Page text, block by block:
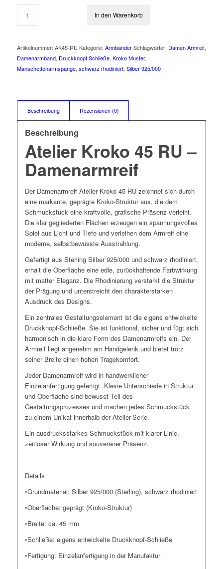
In den Warenkorb
Artikelnummer: AK45-RU Kategorie: Armbänder Schlagwörter: Damen Armreif,
Damenarmband, Druckknopf Schließe, Kroko Muster,
Manschettenarmspange, schwarz rhodiniert, Silber 925/000
Beschreibung Rezensionen (0)
Beschreibung
Atelier Kroko 45 RU –
Damenarmreif
Der Damenarmreif Atelier Kroko 45 RU zeichnet sich durch
eine markante, geprägte Kroko-Struktur aus, die dem
Schmuckstück eine kraftvolle, grafische Präsenz verleiht.
Die klar gegliederten Flächen erzeugen ein spannungsvolles
Spiel aus Licht und Tiefe und verleihen dem Armreif eine
moderne, selbstbewusste Ausstrahlung.
Gefertigt aus Sterling Silber 925/000 und schwarz rhodiniert,
erhält die Oberfläche eine edle, zurückhaltende Farbwirkung
mit matter Eleganz. Die Rhodinierung verstärkt die Struktur
der Prägung und unterstreicht den charakterstarken
Ausdruck des Designs.
Ein zentrales Gestaltungselement ist die eigens entwickelte
Druckknopf-Schließe. Sie ist funktional, sicher und fügt sich
harmonisch in die klare Form des Damenarmreifs ein. Der
Armreif liegt angenehm am Handgelenk und bietet trotz
seiner Breite einen hohen Tragekomfort.
Jeder Damenarmreif wird in handwerklicher
Einzelanfertigung gefertigt. Kleine Unterschiede in Struktur
und Oberfläche sind bewusst Teil des
Gestaltungsprozesses und machen jedes Schmuckstück
zu einem Unikat innerhalb der Atelier-Serie.
Ein ausdrucksstarkes Schmuckstück mit klarer Linie,
zeitloser Wirkung und souveräner Präsenz.
Details
•Grundmaterial: Silber 925/000 (Sterling), schwarz rhodiniert
•Oberfläche: geprägt (Kroko-Struktur)
•Breite: ca. 45 mm
•Schließe: eigens entwickelte Druckknopf-Schließe
•Fertigung: Einzelanfertigung in der Manufaktur